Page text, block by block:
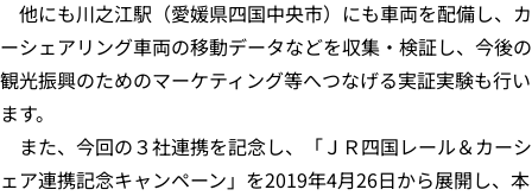
他にも川之江駅（愛媛県四国中央市）にも車両を配備し、カ
ーシェアリング車両の移動データなどを収集・検証し、今後の
観光振興のためのマーケティング等へつなげる実証実験も行い
ます。
また、今回の３社連携を記念し、「ＪＲ四国レール＆カーシ
ェア連携記念キャンペーン」を2019年4月26日から展開し、本